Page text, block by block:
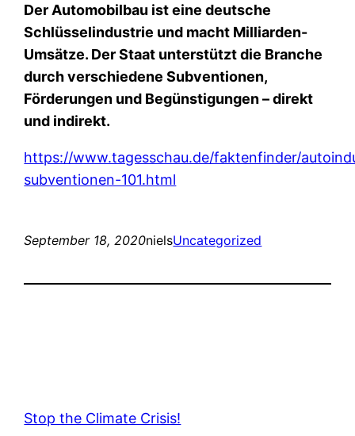
Der Automobilbau ist eine deutsche
Schlüsselindustrie und macht Milliarden-
Umsätze. Der Staat unterstützt die Branche
durch verschiedene Subventionen,
Förderungen und Begünstigungen – direkt
und indirekt.
https://www.tagesschau.de/faktenfinder/
subventionen-101.html
September 18, 2020nielsUncategorized
Stop the Climate Crisis!